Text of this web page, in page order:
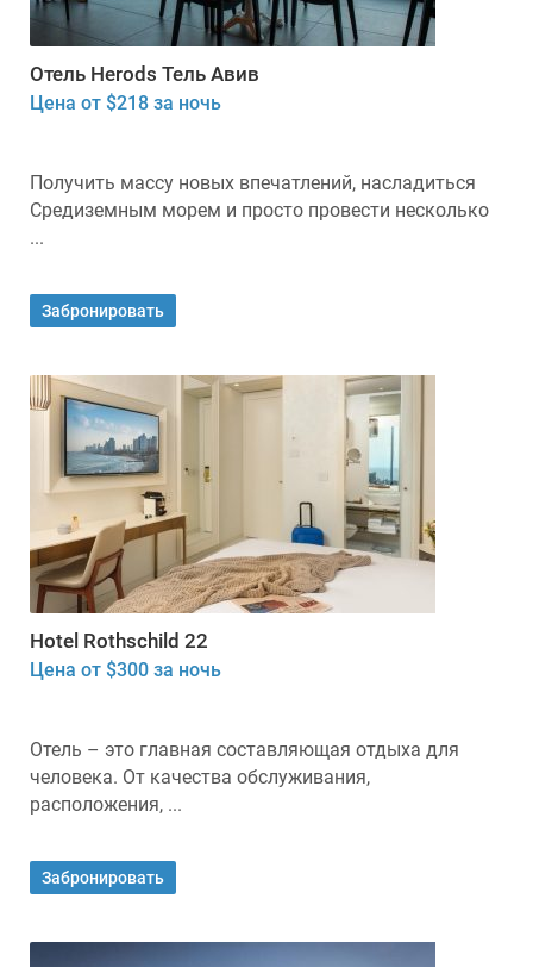
Отель Herods Тель Авив
Цена от $218 за ночь
Получить массу новых впечатлений, насладиться
Средиземным морем и просто провести несколько
...
Забронировать
Hotel Rothschild 22
Цена от $300 за ночь
Отель – это главная составляющая отдыха для
человека. От качества обслуживания,
расположения, ...
Забронировать